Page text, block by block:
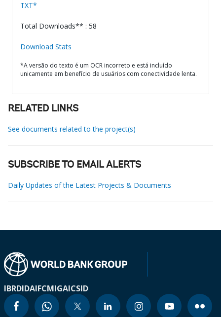
TXT*
Total Downloads** : 58
Download Stats
*A versão do texto é um OCR incorreto e está incluído
unicamente em benefício de usuários com conectividade lenta.
RELATED LINKS
See documents related to the project(s)
SUBSCRIBE TO EMAIL ALERTS
Daily Updates of the Latest Projects & Documents
IBRDIDAIFCMIGAICSID